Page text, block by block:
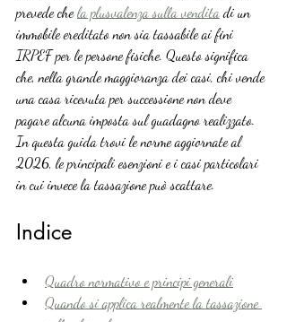
prevede che la plusvalenza sulla vendita di un
immobile ereditato non sia tassabile ai fini
IRPEF per le persone fisiche. Questo significa
che, nella grande maggioranza dei casi, chi vende
una casa ricevuta per successione non deve
pagare alcuna imposta sul guadagno realizzato.
In questa guida trovi le norme aggiornate al
2026, le principali esenzioni e i casi particolari
in cui invece la tassazione può scattare.
Indice
Quadro normativo e principi generali
Quando si applica realmente la tassazione